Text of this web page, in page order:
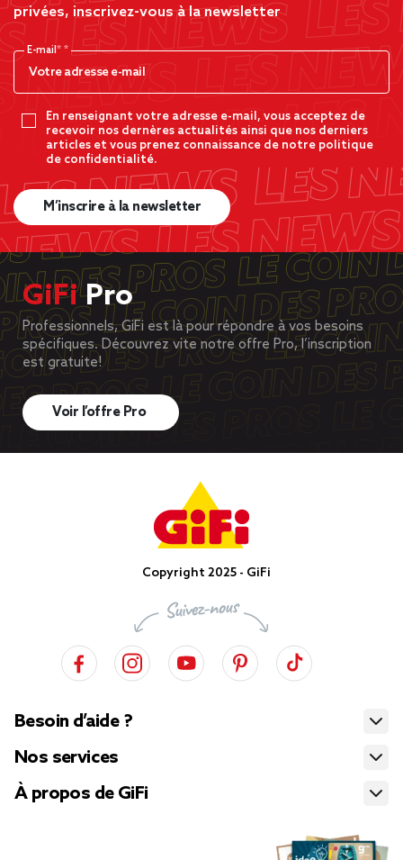
privées, inscrivez-vous à la newsletter
E-mail*
En renseignant votre adresse e-mail, vous acceptez de
recevoir nos dernères actualités ainsi que nos derniers
articles et vous prenez connaissance de notre politique
de confidentialité.
M’inscrire à la newsletter
GiFiPro
Professionnels, GiFi est là pour répondre à vos besoins
spécifiques. Découvrez vite notre offre Pro, l’inscription
est gratuite!
Voir l’offre Pro
Copyright 2025 - GiFi
Besoin d’aide ?
Nos services
À propos de GiFi